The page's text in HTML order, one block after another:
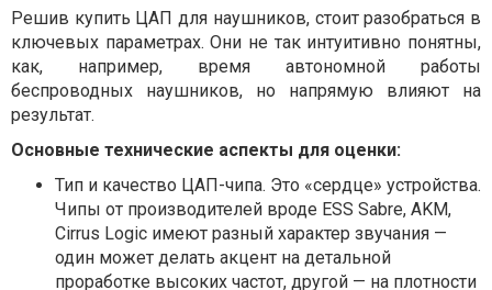
Решив купить ЦАП для наушников, стоит разобраться в
ключевых параметрах. Они не так интуитивно понятны,
как, например, время автономной работы
беспроводных наушников, но напрямую влияют на
результат.
Основные технические аспекты для оценки:
Тип и качество ЦАП-чипа. Это «сердце» устройства.
Чипы от производителей вроде ESS Sabre, AKM,
Cirrus Logic имеют разный характер звучания —
один может делать акцент на детальной
проработке высоких частот, другой — на плотности